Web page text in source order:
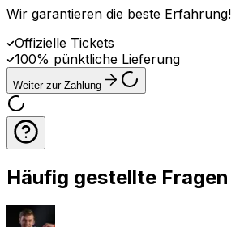
Wir garantieren die beste Erfahrung!
Offizielle Tickets
100% pünktliche Lieferung
Weiter zur Zahlung
Häufig gestellte Fragen